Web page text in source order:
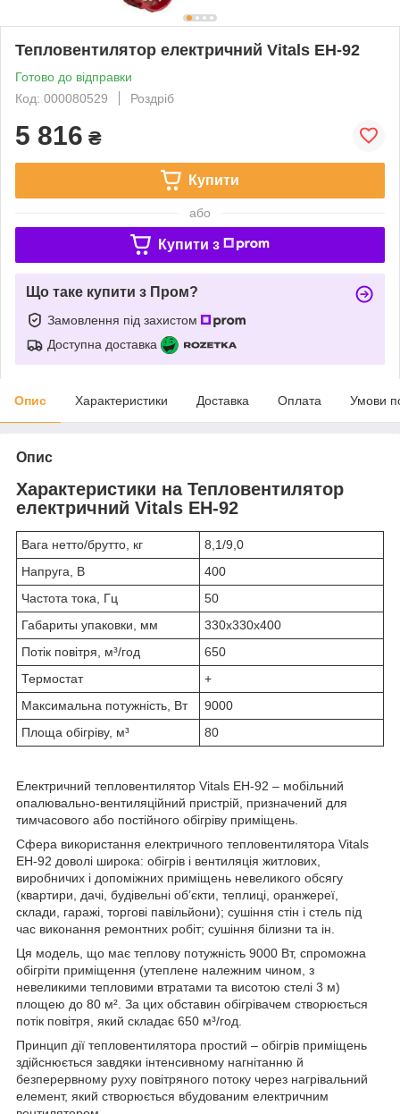
Тепловентилятор електричний Vitals EH-92
Готово до відправки
Код: 000080529
Роздріб
5 816 ₴
Купити
або
Купити з
Що таке купити з Пром?
Замовлення під захистом
Доступна доставка
Опис Характеристики Доставка Оплата Умови
Опис
Характеристики на Тепловентилятор
електричний Vitals EH-92
Вага нетто/брутто, кг
8,1/9,0
Напруга, В
400
Частота тока, Гц
50
Габариты упаковки, мм
330x330x400
Потік повітря, м³/год
650
Термостат
+
Максимальна потужність, Вт
9000
Площа обігріву, м³
80
Електричний тепловентилятор Vitals EH-92 – мобільний
опалювально-вентиляційний пристрій, призначений для
тимчасового або постійного обігріву приміщень.
Сфера використання електричного тепловентилятора Vitals
EH-92 доволі широка: обігрів і вентиляція житлових,
виробничих і допоміжних приміщень невеликого обсягу
(квартири, дачі, будівельні об’єкти, теплиці, оранжереї,
склади, гаражі, торгові павільйони); сушіння стін і стель під
час виконання ремонтних робіт; сушіння білизни та ін.
Ця модель, що має теплову потужність 9000 Вт, спроможна
обігріти приміщення (утеплене належним чином, з
невеликими тепловими втратами та висотою стелі 3 м)
площею до 80 м². За цих обставин обігрівачем створюється
потік повітря, який складає 650 м³/год.
Принцип дії тепловентилятора простий – обігрів приміщень
здійснюється завдяки інтенсивному нагнітанню й
безперервному руху повітряного потоку через нагрівальний
елемент, який створюється вбудованим електричним